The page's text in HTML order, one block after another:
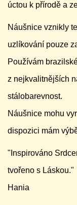
úctou k přírodě a
Náušnice vznikly
uzlíkování pouze
Používám
z nejkvalitnějších
stálobarevnost.
Náušnice mohu
dispozici mám
"Inspirováno
tvořeno s Láskou."
Hania